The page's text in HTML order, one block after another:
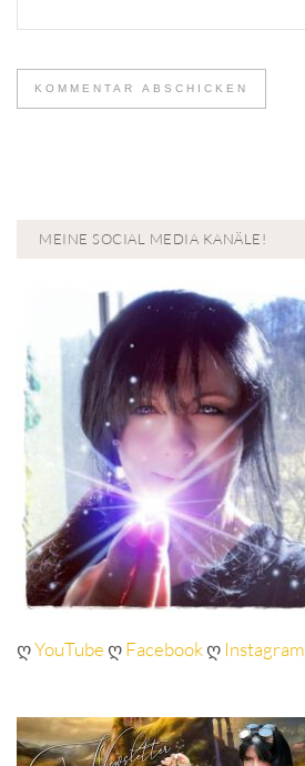
MEINE SOCIAL MEDIA KANÄLE!
ღYouTubeღFacebookღ Instagram